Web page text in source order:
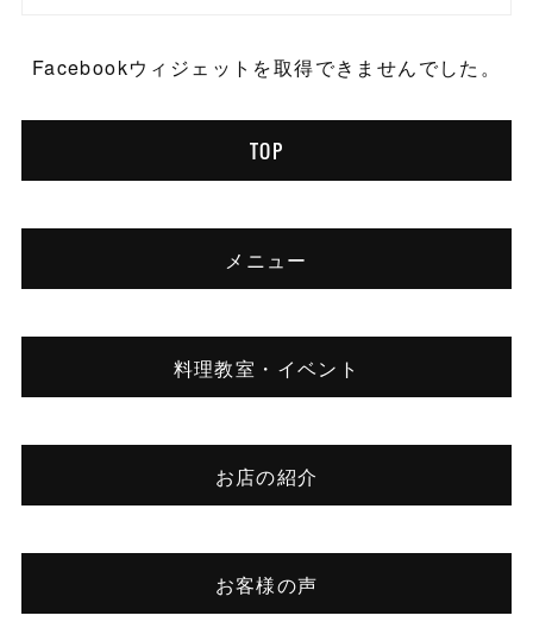
Facebookウィジェットを取得できませんでした。
TOP
メニュー
料理教室・イベント
お店の紹介
お客様の声